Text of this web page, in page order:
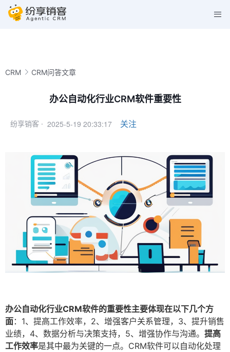
CRM CRM问答文章
办公自动化行业CRM软件重要性
纷享销客 · 2025-5-19 20:33:17 关注
办公自动化行业CRM软件的重要性主要体现在以下几个方
面：1、提高工作效率，2、增强客户关系管理，3、提升销售
业绩，4、数据分析与决策支持，5、增强协作与沟通。 提高
工作效率是其中最为关键的一点。CRM软件可以自动化处理